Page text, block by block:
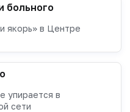
больного
якорь» в Центре
упирается в
сети